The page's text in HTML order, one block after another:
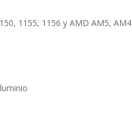
1155, 1156 y AMD AM5, AM4